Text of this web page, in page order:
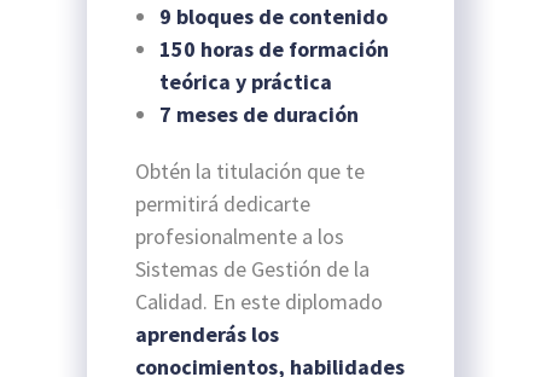
9 bloques de contenido
150 horas de formación
teórica y práctica
7 meses de duración
Obtén la titulación que te
permitirá dedicarte
profesionalmente a los
Sistemas de Gestión de la
Calidad. En este diplomado
aprenderás los
conocimientos, habilidades